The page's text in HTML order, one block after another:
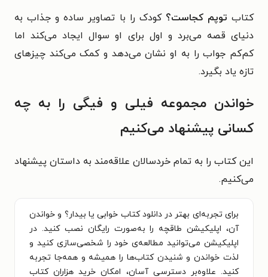
کتاب توپم کجاست؟ کودک را با تصاویر ساده و جذاب به
دنیای قصه می‌برد و اول برای او سوال ایجاد می‌کند اما
کم‌کم جواب‌ را به او نشان می‌دهد و کمک می‌کند چیزهای
تازه یاد بگیرد.
خواندن مجموعه فیلی و فیگی را به چه
کسانی پیشنهاد می‌کنیم
این کتاب را به تمام خردسالان علاقه‌مند به داستان پیشنهاد
می‌کنیم.
برای تجربه‌ای بهتر در دانلود کتاب خوابی یا بیدار؟ و خواندن
آن، اپلیکیشن طاقچه را به‌صورت رایگان نصب کنید. در
اپلیکیشن می‌توانید مطالعه‌ی خود را شخصی‌سازی کنید و
لذت خواندن و شنیدن کتاب‌ها را همیشه و همه‌جا تجربه
کنید. علاوه‌بر دسترسی آسان، امکان خرید هزاران کتاب